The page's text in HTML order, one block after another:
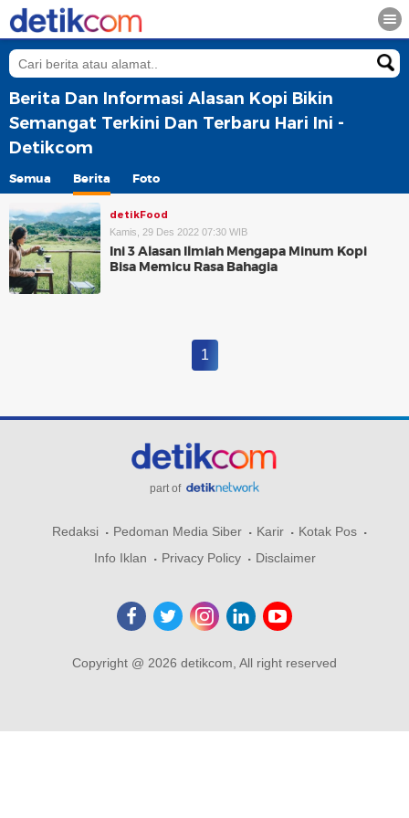
Berita Dan Informasi Alasan Kopi Bikin
Semangat Terkini Dan Terbaru Hari Ini -
Detikcom
Semua Berita Foto
detikFood
Kamis, 29 Des 2022 07:30 WIB
Ini 3 Alasan Ilmiah Mengapa Minum Kopi
Bisa Memicu Rasa Bahagia
1
part of
Redaksi Pedoman Media Siber Karir
Kotak Pos
Info Iklan
Privacy Policy Disclaimer
Copyright @ 2026 detikcom, All right reserved